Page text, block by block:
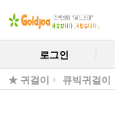
로그인
★ 귀걸이 큐빅귀걸이